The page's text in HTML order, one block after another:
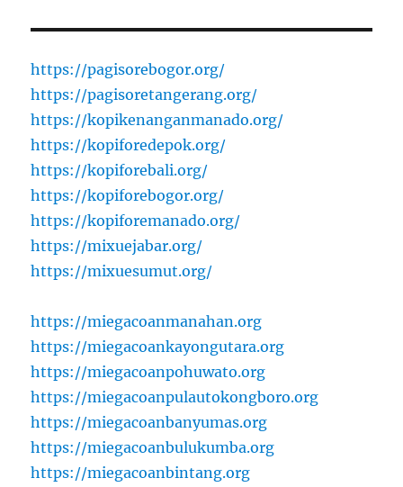
https://pagisorebogor.org/
https://pagisoretangerang.org/
https://kopikenanganmanado.org/
https://kopiforedepok.org/
https://kopiforebali.org/
https://kopiforebogor.org/
https://kopiforemanado.org/
https://mixuejabar.org/
https://mixuesumut.org/
https://miegacoanmanahan.org
https://miegacoankayongutara.org
https://miegacoanpohuwato.org
https://miegacoanpulautokongboro.org
https://miegacoanbanyumas.org
https://miegacoanbulukumba.org
https://miegacoanbintang.org